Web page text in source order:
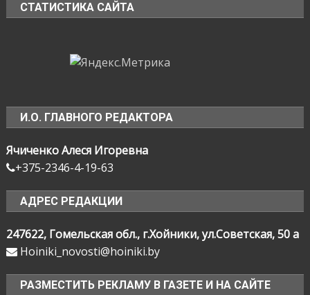
СТАТИСТИКА САЙТА
И.О. ГЛАВНОГО РЕДАКТОРА
Ячиченко Алеся Игоревна
+375-2346-4-19-63
АДРЕС РЕДАКЦИИ
247622, Гомельская обл., г.Хойники, ул.Советская, 50 а
Hoiniki_novosti@hoiniki.by
РАЗМЕСТИТЬ РЕКЛАМУ В ГАЗЕТЕ И НА САЙТЕ